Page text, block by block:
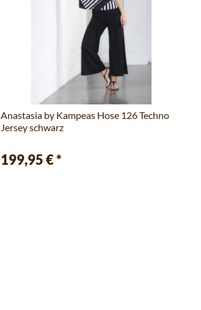
Anastasia by Kampeas Hose 126 Techno
Jersey schwarz
199,95 €*